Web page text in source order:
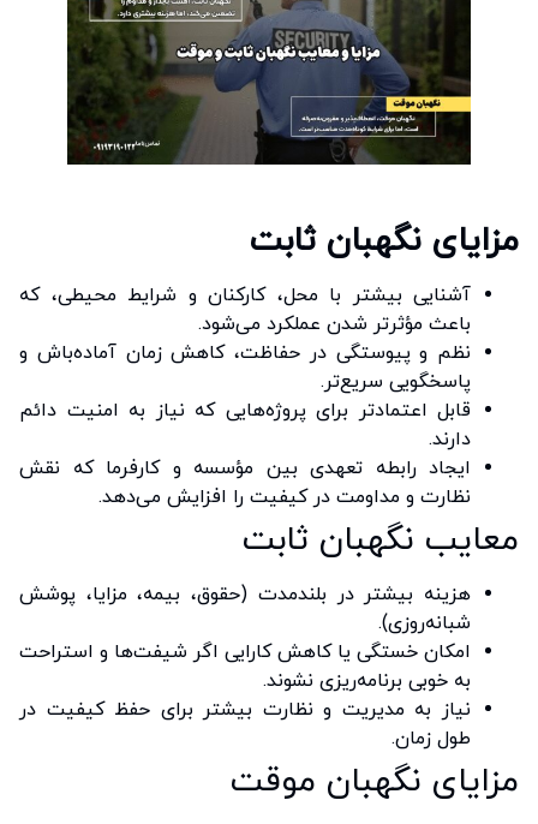
مزایای نگهبان ثابت
آشنایی بیشتر با محل، کارکنان و شرایط محیطی، که
باعث مؤثرتر شدن عملکرد می‌شود.
نظم و پیوستگی در حفاظت، کاهش زمان آماده‌باش و
پاسخگویی سریع‌تر.
قابل اعتمادتر برای پروژه‌هایی که نیاز به امنیت دائم
دارند.
ایجاد رابطه تعهدی بین مؤسسه و کارفرما که نقش
نظارت و مداومت در کیفیت را افزایش می‌دهد.
معایب نگهبان ثابت
هزینه بیشتر در بلندمدت (حقوق، بیمه، مزایا، پوشش
شبانه‌روزی).
امکان خستگی یا کاهش کارایی اگر شیفت‌ها و استراحت
به خوبی برنامه‌ریزی نشوند.
نیاز به مدیریت و نظارت بیشتر برای حفظ کیفیت در
طول زمان.
مزایای نگهبان موقت